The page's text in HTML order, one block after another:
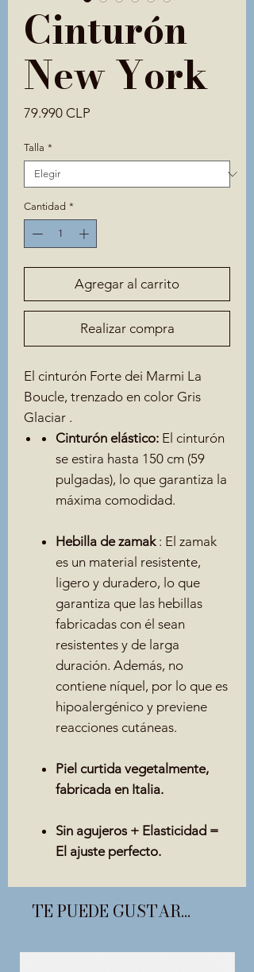
Cinturón
New York
79.990 CLP
Talla *
Cantidad *
Agregar al carrito
Realizar compra
El cinturón Forte dei Marmi La
Boucle, trenzado en color Gris
Glaciar .
Cinturón elástico: El cinturón
se estira hasta 150 cm (59
pulgadas), lo que garantiza la
máxima comodidad.
Hebilla de zamak: El zamak
es un material resistente,
ligero y duradero, lo que
garantiza que las hebillas
fabricadas con él sean
resistentes y de larga
duración. Además, no
contiene níquel, por lo que es
hipoalergénico y previene
reacciones cutáneas.
Piel curtida vegetalmente,
fabricada en Italia.
Sin agujeros + Elasticidad =
El ajuste perfecto.
TE PUEDE GUSTAR...